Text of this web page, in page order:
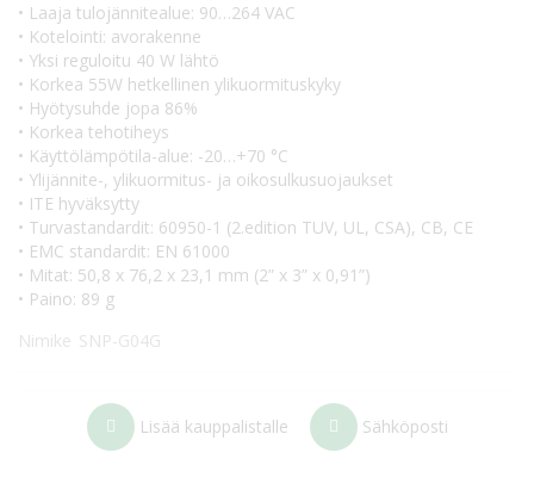
• Laaja tulojännitealue: 90…264 VAC
• Kotelointi: avorakenne
• Yksi reguloitu 40 W lähtö
• Korkea 55W hetkellinen ylikuormituskyky
• Hyötysuhde jopa 86%
• Korkea tehotiheys
• Käyttölämpötila-alue: -20…+70 °C
• Ylijännite-, ylikuormitus- ja oikosulkusuojaukset
• ITE hyväksytty
• Turvastandardit: 60950-1 (2.edition TUV, UL, CSA), CB, CE
• EMC standardit: EN 61000
• Mitat: 50,8 x 76,2 x 23,1 mm (2” x 3” x 0,91”)
• Paino: 89 g
Nimike SNP-G04G
Lisää kauppalistalle Sähköposti